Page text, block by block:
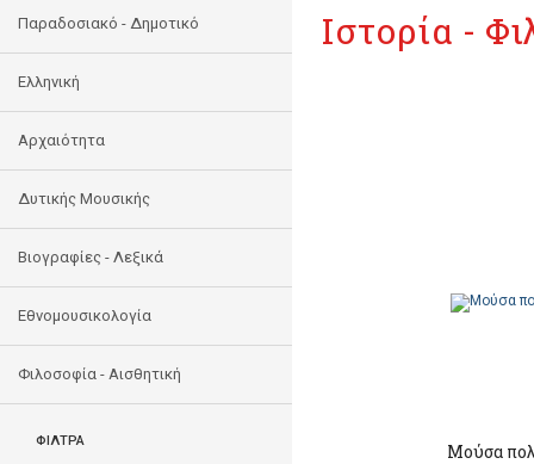
Παραδοσιακό - Δημοτικό
Ελληνική
Αρχαιότητα
Δυτικής Μουσικής
Βιογραφίες - Λεξικά
Εθνομουσικολογία
Φιλοσοφία - Αισθητική
ΦΙΛΤΡΑ
Ιστορία -
Μούσα